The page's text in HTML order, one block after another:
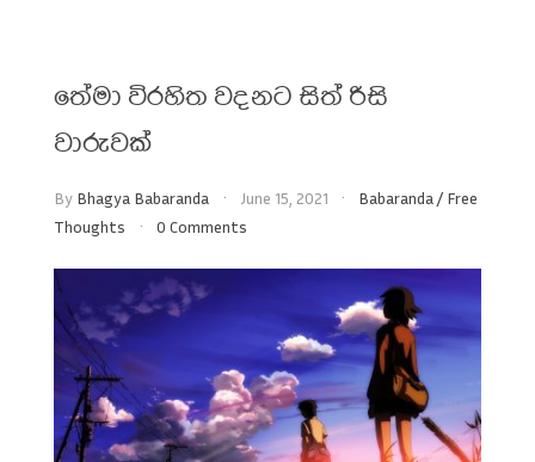
තේමා විරහිත වදනට සිත් රිසි
වාරුවක්
By Bhagya Babaranda June 15, 2021 Babaranda/ Free
Thoughts
0 Comments